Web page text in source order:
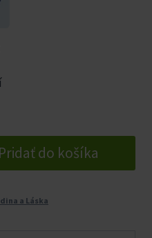
Pridať do košíka
a Láska